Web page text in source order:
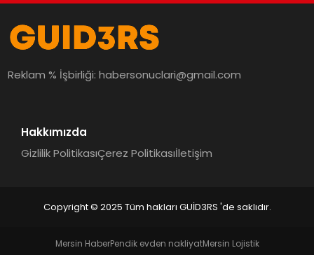
Reklam % İşbirliği:habersonuclari@gmail.com
Hakkımızda
Gizlilik PolitikasıÇerez Politikasıİletişim
Copyright © 2025 Tüm hakları GUİD3RS 'de saklıdır.
Mersin HaberPendik evden nakliyatMersin Lojistik